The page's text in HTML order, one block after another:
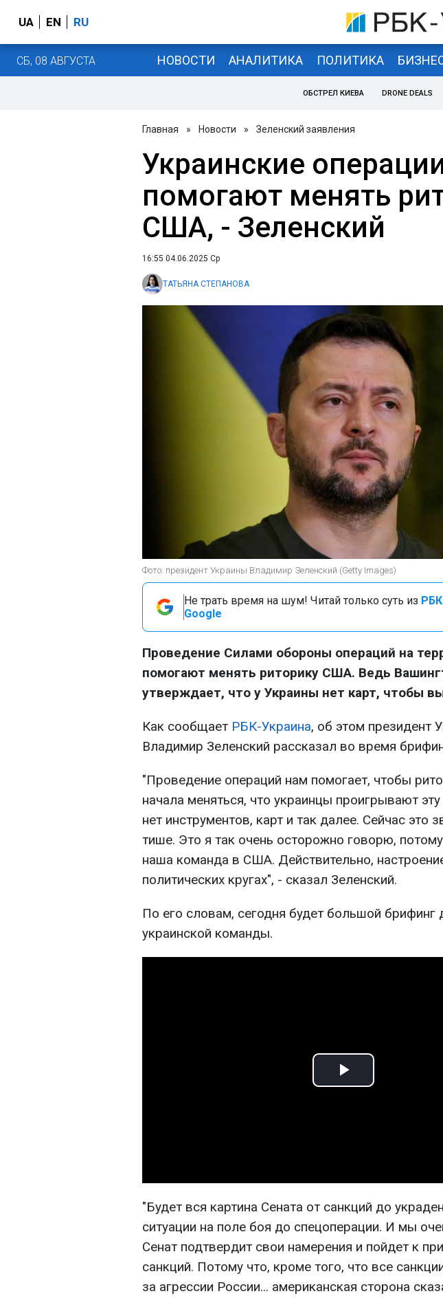
UA EN RU
СБ, 08 АВГУСТА НОВОСТИ АНАЛИТИКА ПОЛИТИКА
ОБСТРЕЛ КИЕВА DRONE DEALS
Главная » Новости » Зеленский заявления
Украинские
помогают менять
США, - Зеленский
16:55 04.06.2025 Ср
ТАТЬЯНА СТЕПАНОВА
Фото: президент Украины Владимир Зеленский (Getty Images)
Не трать время на шум! Читай только суть из
Google
Проведение Силами обороны операций на
помогают менять риторику США. Ведь
утверждает, что у Украины нет карт, чтобы
Как сообщает РБК-Украина, об этом президент
Владимир Зеленский рассказал во время
"Проведение операций нам помогает, чтобы
начала меняться, что украинцы проигрывают эту
нет инструментов, карт и так далее. Сейчас это
тише. Это я так очень осторожно говорю,
наша команда в США. Действительно,
политических кругах", - сказал Зеленский.
По его словам, сегодня будет большой брифинг
украинской команды.
Play
"Будет вся картина Сената от санкций до
ситуации на поле боя до спецоперации. И мы
Сенат подтвердит свои намерения и пойдет к
санкций. Потому что, кроме того, что все
за агрессии России... американская сторона